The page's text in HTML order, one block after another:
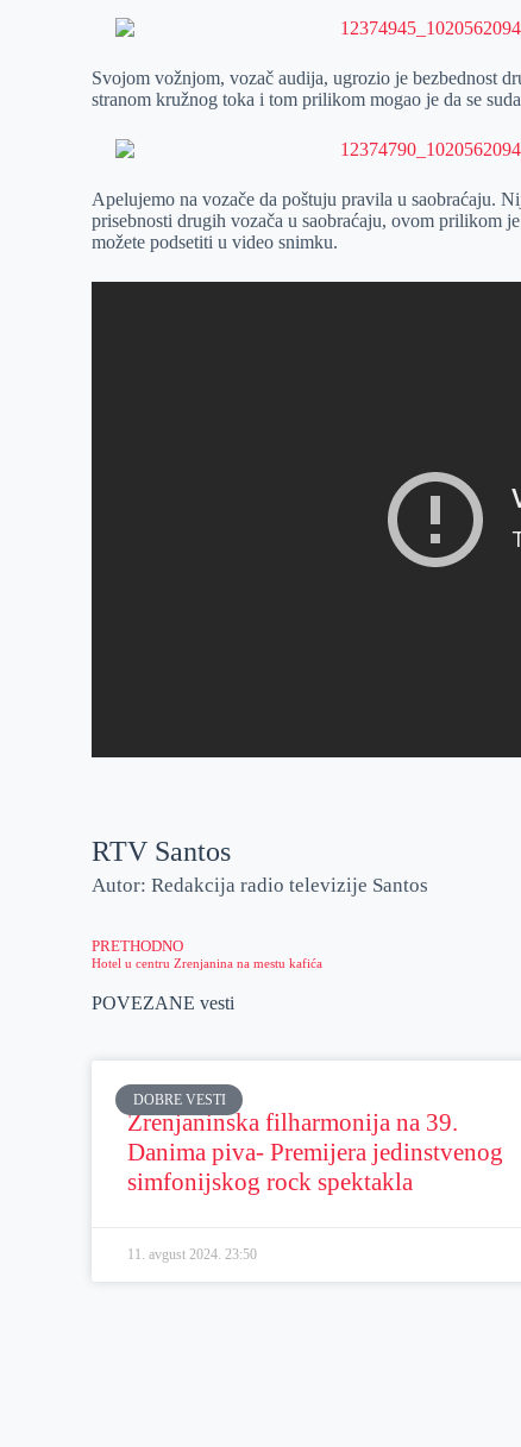
Svojom vožnjom, vozač audija, ugrozio je bezbednost
stranom kružnog toka i tom prilikom mogao je da se
Apelujemo na vozače da poštuju pravila u saobraćaju.
prisebnosti drugih vozača u saobraćaju, ovom prilikom
možete podsetiti u video snimku.
RTV Santos
Autor: Redakcija radio televizije Santos
PRETHODNO
Hotel u centru Zrenjanina na mestu kafića
POVEZANE vesti
DOBRE VESTI
Zrenjaninska filharmonija na 39.
Danima piva- Premijera jedinstvenog
simfonijskog rock spektakla
11. avgust 2024. 23:50